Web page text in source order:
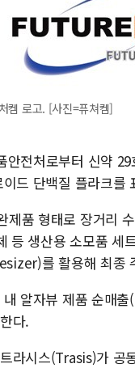
켐 로고. [사진=퓨쳐켐]
안전처로부터 신약
드 단백질 플라크를
제품 형태로 장거리
등 생산용 소모품 세
를 활용해 최종
알자뷰 제품 순매
다.
라시스(Trasis)가